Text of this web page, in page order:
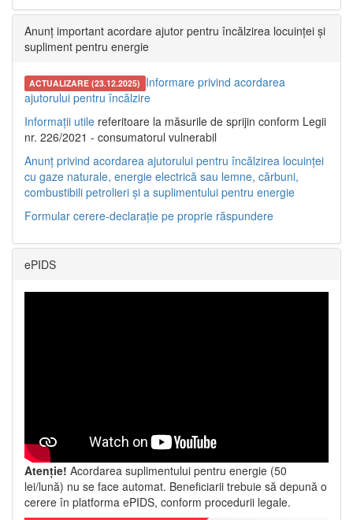
Anunț important acordare ajutor pentru încălzirea locuinței și
supliment pentru energie
ACTUALIZARE (23.12.2025) Informare privind acordarea
ajutorului pentru încălzire
Informații utile referitoare la măsurile de sprijin conform Legii
nr. 226/2021 - consumatorul vulnerabil
Anunț privind acordarea ajutorului pentru încălzirea locuinței
cu gaze naturale, energie electrică sau lemne, cărbuni,
combustibili petrolieri și a suplimentului pentru energie
Formular cerere-declarație pe proprie răspundere
ePIDS
Atenție! Acordarea suplimentului pentru energie (50
lei/lună) nu se face automat. Beneficiarii trebuie să depună o
cerere în platforma ePIDS, conform procedurii legale.